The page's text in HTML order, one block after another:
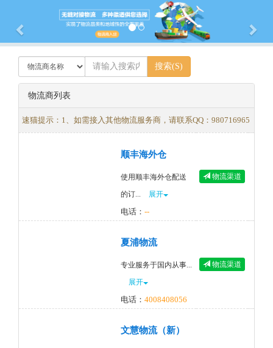
Previous
物流商列表
速猫提示：1、如需接入其他物流服务商，请联系QQ：980716965
顺丰海外仓
使用顺丰海外仓配送
的订...
展开
电话： --
物流渠道
夏浦物流
专业服务于国内从事...
展开
电话： 4008408056
物流渠道
文慧物流（新）